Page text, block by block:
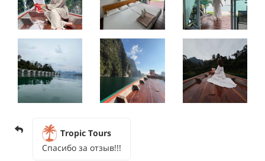
Tropic Tours
Спасибо за отзыв!!!